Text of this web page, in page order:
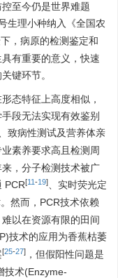
至今仍是世界难题
生理小种纳入《全国农
，病原的检测鉴定和
有重要的意义，快速
键环节。
态特征上高度相似，
段无法实现有效鉴别
致病性测试及营养体亲
素养要求高且检测周
，分子检测技术被广
PCR[11-19]
、实时荧光定
然而，PCR技术依赖
以在资源有限的田间
技术的应用为香蕉枯萎
[25-27] ，但假阳性问题是
技术(Enzyme-